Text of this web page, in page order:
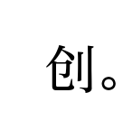
创